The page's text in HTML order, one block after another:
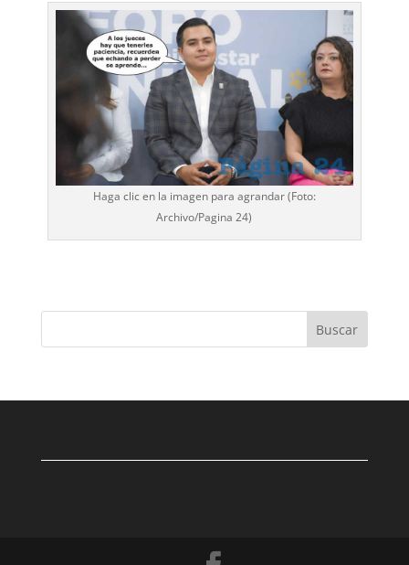
Haga clic en la imagen para agrandar (Foto:
Archivo/Pagina 24)
Buscar